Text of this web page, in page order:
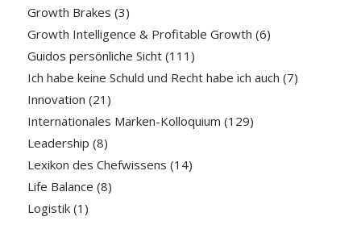
Growth Brakes (3)
Growth Intelligence & Profitable Growth (6)
Guidos persönliche Sicht(111)
Ich habe keine Schuld und Recht habe ich auch (7)
Innovation (21)
Internationales Marken-Kolloquium (129)
Leadership (8)
Lexikon des Chefwissens (14)
Life Balance (8)
Logistik(1)